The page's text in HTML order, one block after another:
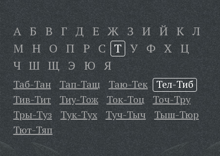
А Б В Г Д Е Ж З И Й К Л
М Н О П Р С Т У Ф Х Ц
Ч Ш Щ Э Ю Я
Таб-Тан Тап-Тащ Таю-Тек
Тел-Тиб
Тив-Тит
Тиу-Тож Ток-Тоц
Точ-Тру
Тры-Туз
Тук-Тух Туч-Тыч
Тыш-Тюр
Тют-Тяп